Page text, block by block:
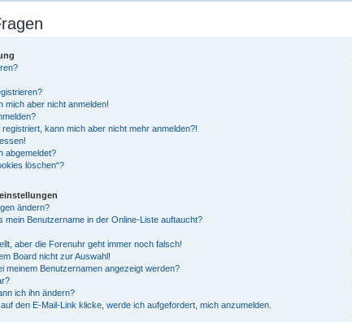
mich aber nicht anmelden!
kann mich aber nicht mehr anmelden?!
abgemeldet?
löschen“?
ändern?
mein Benutzername in der Online-Liste auftaucht?
aber die Forenuhr geht immer noch falsch!
Board nicht zur Auswahl!
meinem Benutzernamen angezeigt werden?
ich ihn ändern?
den E-Mail-Link klicke, werde ich aufgefordert, mich anzumelden.